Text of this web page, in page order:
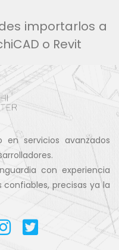
importarlos a
o Revit
en servicios avanzados
con experiencia
precisas ya la